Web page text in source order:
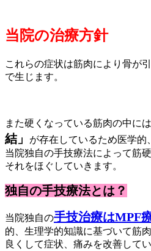
当院の治療方針
これらの症状は筋肉により骨が
で生じます。
また硬くなっている筋肉の中に
結」
が存在しているため医学的
当院独自の手技療法によって筋
それをほぐしていきます。
独自の手技療法とは？
当院独自の手技治療はMPF
的、生理学的知識に基づいて筋
良くして症状、痛みを改善して